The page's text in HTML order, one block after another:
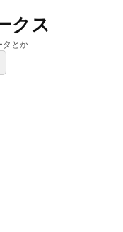
クス
タとか